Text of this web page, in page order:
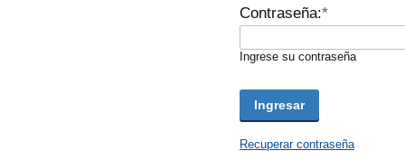
Contraseña:*
Ingrese su contraseña
Ingresar
Recuperar contraseña